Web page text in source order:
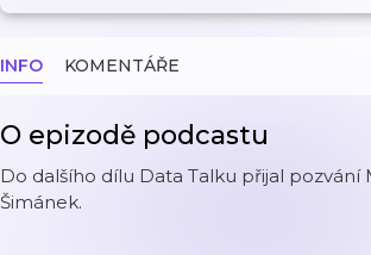
INFO KOMENTÁŘE
O epizodě podcastu
Do dalšího dílu Data Talku přijal pozvání
Šimánek.